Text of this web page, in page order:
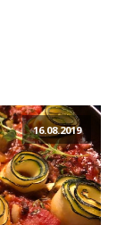
16.08.2019